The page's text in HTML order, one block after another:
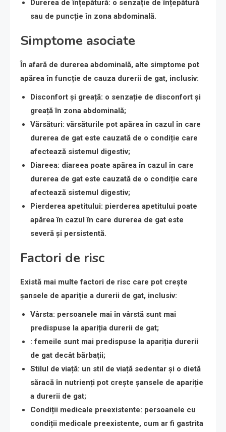
Durerea de înțepătură: o senzație de înțepătură
sau de puncție în zona abdominală.
Simptome asociate
În afară de durerea abdominală, alte simptome pot
apărea în funcție de cauza durerii de gat, inclusiv:
Disconfort și greață: o senzație de disconfort și
greață în zona abdominală;
Vărsături: vărsăturile pot apărea în cazul în care
durerea de gat este cauzată de o condiție care
afectează sistemul digestiv;
Diareea: diareea poate apărea în cazul în care
durerea de gat este cauzată de o condiție care
afectează sistemul digestiv;
Pierderea apetitului: pierderea apetitului poate
apărea în cazul în care durerea de gat este
severă și persistentă.
Factori de risc
Există mai multe factori de risc care pot crește
șansele de apariție a durerii de gat, inclusiv:
Vârsta: persoanele mai în vârstă sunt mai
predispuse la apariția durerii de gat;
: femeile sunt mai predispuse la apariția durerii
de gat decât bărbații;
Stilul de viață: un stil de viață sedentar și o dietă
săracă în nutrienți pot crește șansele de apariție
a durerii de gat;
Condiții medicale preexistente: persoanele cu
condiții medicale preexistente, cum ar fi gastrita